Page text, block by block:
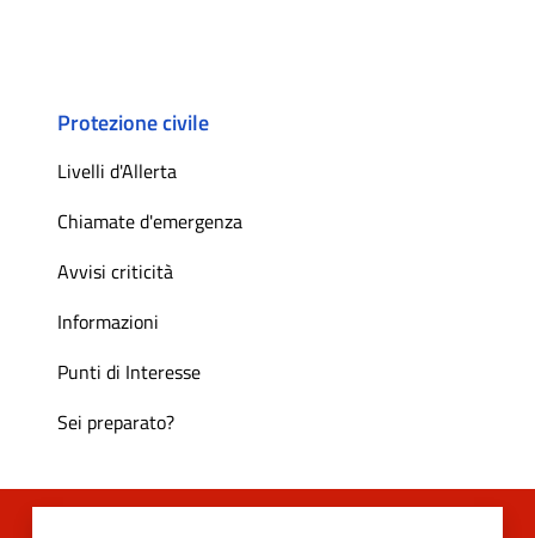
Protezione civile
Livelli d'Allerta
Chiamate d'emergenza
Avvisi criticità
Informazioni
Punti di Interesse
Sei preparato?